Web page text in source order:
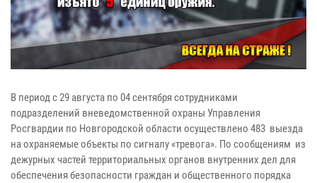
В период с 29 августа по 04 сентября сотрудниками
подразделений вневедомственной охраны Управления
Росгвардии по Новгородской области осуществлено 483 выезда
на охраняемые объекты по сигналу «тревога». По сообщениям из
дежурных частей территориальных органов внутренних дел для
обеспечения безопасности граждан и общественного порядка